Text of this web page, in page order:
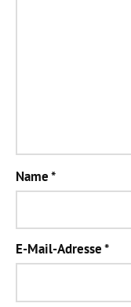
Name*
E-Mail-Adresse*